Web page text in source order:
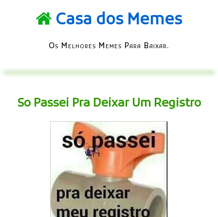
Casa dos Memes
Os Melhores Memes Para Baixar.
So Passei Pra Deixar Um Registro